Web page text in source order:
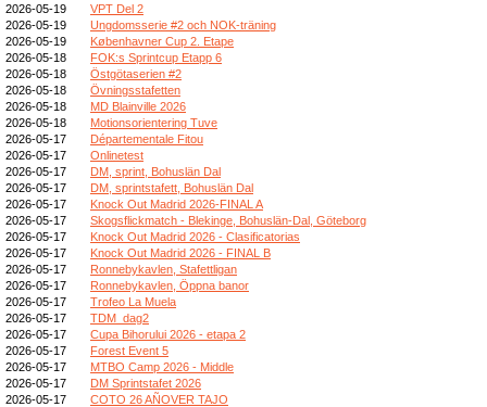
2026-05-19
VPT Del 2
2026-05-19
Ungdomsserie #2 och NOK-träning
2026-05-19
Københavner Cup 2. Etape
2026-05-18
FOK:s Sprintcup Etapp 6
2026-05-18
Östgötaserien #2
2026-05-18
Övningsstafetten
2026-05-18
MD Blainville 2026
2026-05-18
Motionsorientering Tuve
2026-05-17
Départementale Fitou
2026-05-17
Onlinetest
2026-05-17
DM, sprint, Bohuslän Dal
2026-05-17
DM, sprintstafett, Bohuslän Dal
2026-05-17
Knock Out Madrid 2026-FINAL A
2026-05-17
Skogsflickmatch - Blekinge, Bohuslän-Dal, Göteborg
2026-05-17
Knock Out Madrid 2026 - Clasificatorias
2026-05-17
Knock Out Madrid 2026 - FINAL B
2026-05-17
Ronnebykavlen, Stafettligan
2026-05-17
Ronnebykavlen, Öppna banor
2026-05-17
Trofeo La Muela
2026-05-17
TDM_dag2
2026-05-17
Cupa Bihorului 2026 - etapa 2
2026-05-17
Forest Event 5
2026-05-17
MTBO Camp 2026 - Middle
2026-05-17
DM Sprintstafet 2026
2026-05-17
COTO 26 AÑOVER TAJO